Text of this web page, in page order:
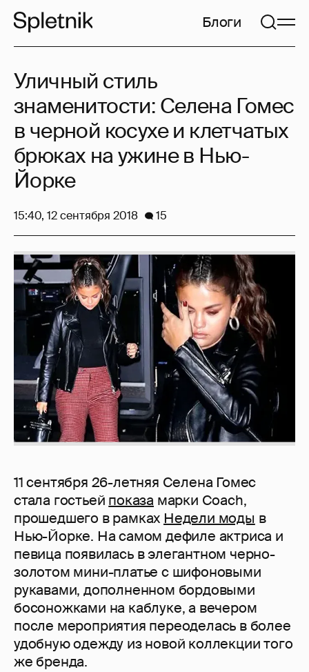
Блоги
11 сентября 26-летняя Селена Гомес
стала гостьей показа марки Coach,
прошедшего в рамках Недели моды в
Нью-Йорке. На самом дефиле актриса и
певица появилась в элегантном черно-
золотом мини-платье с шифоновыми
рукавами, дополненном бордовыми
босоножками на каблуке, а вечером
после мероприятия переоделась в более
удобную одежду из новой коллекции того
же бренда.
Уличный стиль
знаменитости: Селена Гомес
в черной косухе и клетчатых
брюках на ужине в Нью-
Йорке
15:40, 12 сентября 2018 15